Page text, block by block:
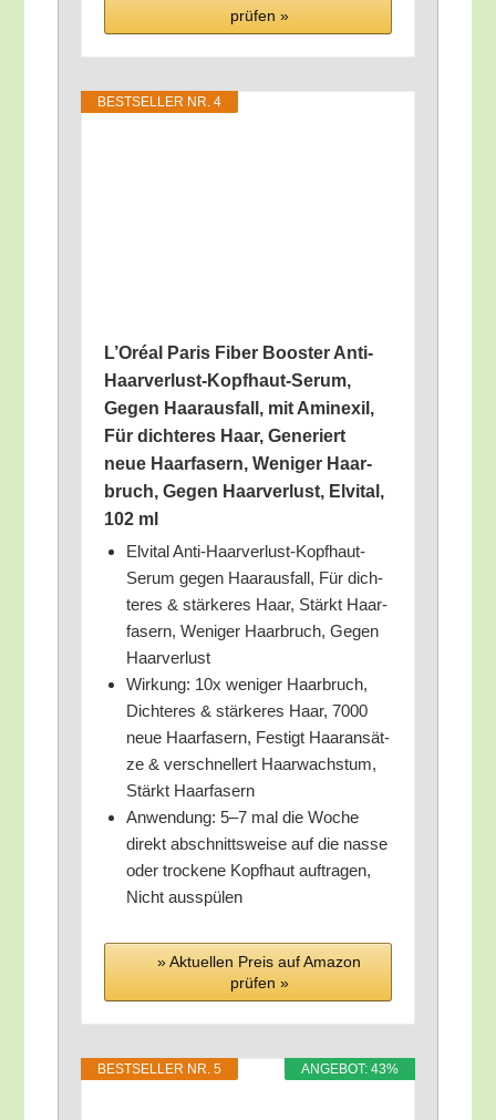
prü­fen »
BEST­SEL­LER NR. 4
L’O­ré­al Paris Fiber Boos­ter Anti-
Haar­ver­lust-Kopf­haut-Serum,
Gegen Haar­aus­fall, mit Amin­exil,
Für dich­te­res Haar, Gene­riert
neue Haar­fa­sern, Weni­ger Haar­
bruch, Gegen Haar­ver­lust, Elvi­tal,
102 ml
Elvi­tal Anti-Haar­ver­lust-Kopf­haut-
Serum gegen Haar­aus­fall, Für dich­
te­res & stär­ke­res Haar, Stärkt Haar­
fa­sern, Weni­ger Haar­bruch, Gegen
Haarverlust
Wir­kung: 10x weni­ger Haar­bruch,
Dich­te­res & stär­ke­res Haar, 7000
neue Haar­fa­sern, Fes­tigt Haar­an­sät­
ze & ver­schnel­lert Haar­wachs­tum,
Stärkt Haarfasern
Anwen­dung: 5–7 mal die Woche
direkt abschnitts­wei­se auf die nas­se
oder tro­cke­ne Kopf­haut auf­tra­gen,
Nicht ausspülen
» Aktu­el­len Preis auf Ama­zon
prü­fen »
ANGE­BOT: 43%
BEST­SEL­LER NR. 5